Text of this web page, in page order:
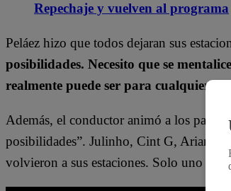
Repechaje y vuelven al programa
Peláez hizo que todos dejaran sus
posibilidades. Necesito que se
realmente puede ser para cualquiera”
Además, el conductor animó a los
posibilidades”. Julinho, Cint G, Arianna
volvieron a sus estaciones. Solo uno de